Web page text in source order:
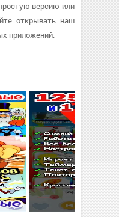
версию или
открывать наш
приложений.